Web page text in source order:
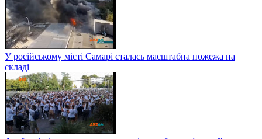
У російському місті Самарі сталась масштабна пожежа на
складі